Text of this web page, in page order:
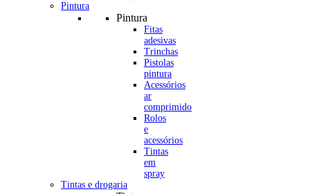
Pintura
Pintura
Fitas
adesivas
Trinchas
Pistolas
pintura
Acessórios
ar
comprimido
Rolos
e
acessórios
Tintas
em
spray
Tintas e drogaria